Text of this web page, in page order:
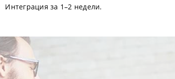
Интеграция за 1–2 недели.